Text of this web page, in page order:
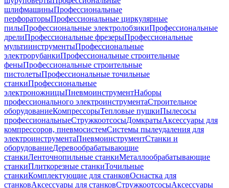
шлифмашиныПрофессиональные
перфораторыПрофессиональные циркулярные
пилыПрофессиональные электролобзикиПрофессиональные
дрелиПрофессиональные фрезерыПрофессиональные
мультиинструментыПрофессиональные
электрорубанкиПрофессиональные строительные
феныПрофессиональные строительные
пистолетыПрофессиональные точильные
станкиПрофессиональные
электроножницыПневмоинструментНаборы
профессионального электроинструментаСтроительное
оборудованиеКомпрессорыТепловые пушкиПылесосы
профессиональныеСтружкоотсосыДомкратыАксессуары для
компрессоров, пневмосистемСистемы пылеудаления для
электроинструментаПневмоинструментСтанки и
оборудованиеДеревообрабатывающие
станкиЛенточнопильные станкиМеталлообрабатывающие
станкиПлиткорезные станкиТочильные
станкиКомплектующие для станковОснастка для
станковАксессуары для станковСтружкоотсосыАксессуары